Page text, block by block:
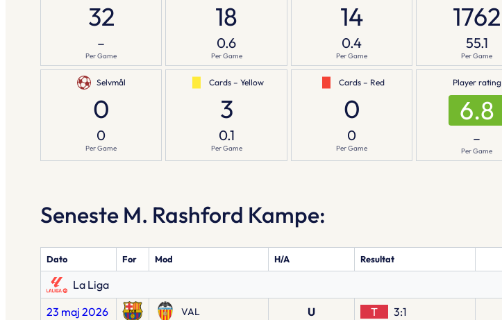
32
–
Per Game
18
0.6
Per Game
14
0.4
Per Game
1762
55.1
Per Game
Selvmål
0
0
Per Game
Cards – Yellow
3
0.1
Per Game
Cards – Red
0
0
Per Game
Player rating
6.8
–
Per Game
Seneste M. Rashford Kampe:
Dato For Mod H/A Resultat
La Liga
23 maj 2026
VAL U T 3:1